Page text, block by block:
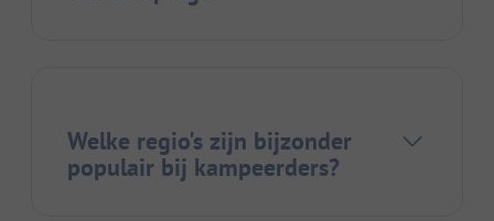
Welke regio's zijn bijzonder
populair bij kampeerders?